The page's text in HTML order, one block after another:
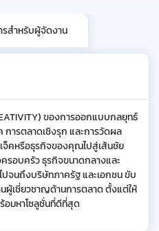
รสำหรับผู้จัดงาน
ของการออกแบบกลยุทธ์
การตลาดเชิงรุก และการวัดผล
จ็คหรือธุรกิจของคุณไปสู่เส้นชัย
รอบครัว ธุรกิจขนาดกลางและ
จนถึงบริษัทภาครัฐ และเอกชน ขับ
ผู้เชี่ยวชาญด้านการตลาด ตั้งแต่ให้
มหาโซลูชั่นที่ดีที่สุด